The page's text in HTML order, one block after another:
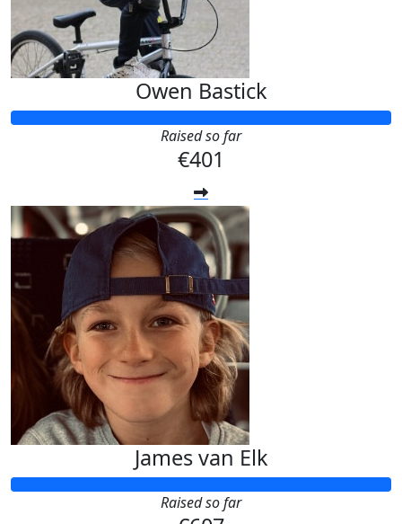
Owen Bastick
Raised so far
€401
James van Elk
Raised so far